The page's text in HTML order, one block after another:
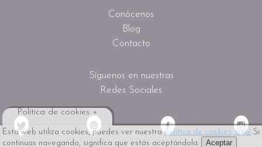
Esta web utiliza cookies, puedes ver nuestrapolítica de cookies, aquí Si
continuas navegando, significa que estás aceptándola.
Aceptar
Política de cookies +
Conócenos
Blog
Contacto
Síguenos en nuestras
Redes Sociales